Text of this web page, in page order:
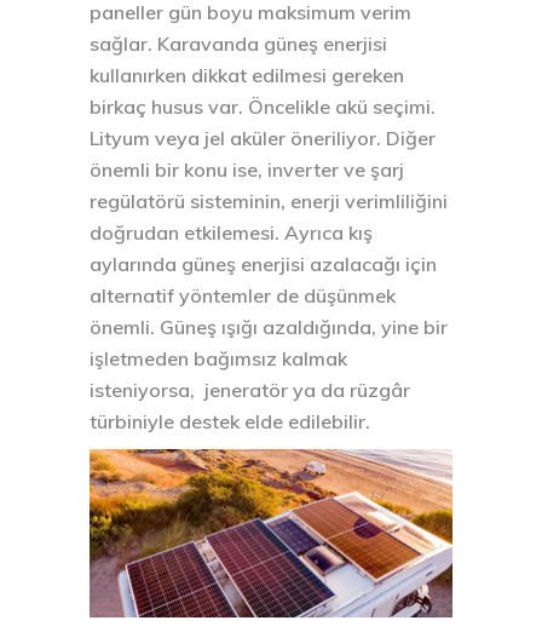
paneller gün boyu maksimum verim
sağlar. Karavanda güneş enerjisi
kullanırken dikkat edilmesi gereken
birkaç husus var. Öncelikle akü seçimi.
Lityum veya jel aküler öneriliyor. Diğer
önemli bir konu ise, inverter ve şarj
regülatörü sisteminin, enerji verimliliğini
doğrudan etkilemesi. Ayrıca kış
aylarında güneş enerjisi azalacağı için
alternatif yöntemler de düşünmek
önemli. Güneş ışığı azaldığında, yine bir
işletmeden bağımsız kalmak
isteniyorsa, jeneratör ya da rüzgâr
türbiniyle destek elde edilebilir.